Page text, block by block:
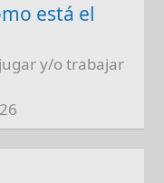
está el
y/o trabajar